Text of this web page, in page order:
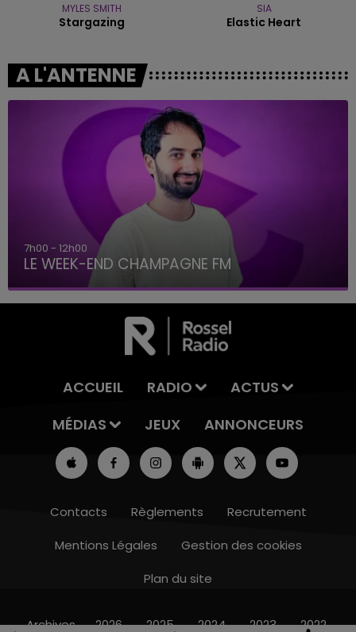
16h00 - 20h00
MYLES SMITH
Stargazing
SIA
Elastic Heart
A L'ANTENNE
7h00 - 12h00
LE WEEK-END CHAMPAGNE FM
ACCUEIL RADIO
ACTUS
MÉDIAS
JEUX ANNONCEURS
Contacts Règlements
Recrutement
Mentions Légales
Gestion des cookies
Plan du site
Archives 2026 2025 2024 2023 2022